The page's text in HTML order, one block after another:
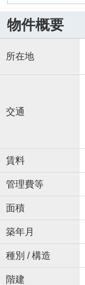
物件概要
所在地
交通
賃料
管理費等
面積
築年月
種別 / 構造
階建